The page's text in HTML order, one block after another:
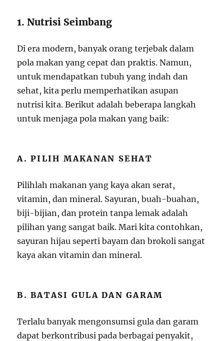
1. Nutrisi Seimbang
Di era modern, banyak orang terjebak dalam
pola makan yang cepat dan praktis. Namun,
untuk mendapatkan tubuh yang indah dan
sehat, kita perlu memperhatikan asupan
nutrisi kita. Berikut adalah beberapa langkah
untuk menjaga pola makan yang baik:
A. PILIH MAKANAN SEHAT
Pilihlah makanan yang kaya akan serat,
vitamin, dan mineral. Sayuran, buah-buahan,
biji-bijian, dan protein tanpa lemak adalah
pilihan yang sangat baik. Mari kita contohkan,
sayuran hijau seperti bayam dan brokoli sangat
kaya akan vitamin dan mineral.
B. BATASI GULA DAN GARAM
Terlalu banyak mengonsumsi gula dan garam
dapat berkontribusi pada berbagai penyakit,